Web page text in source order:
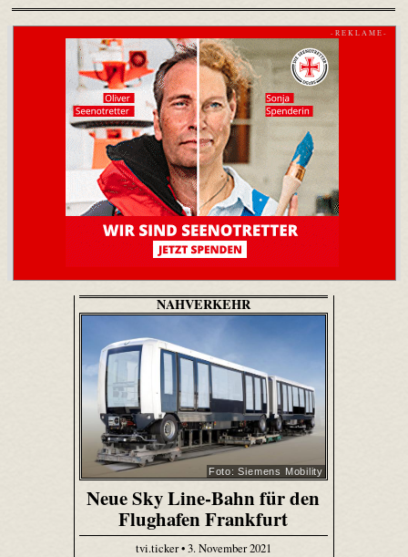
- R E K L A M E -
NAHVERKEHR
Foto: Siemens Mobility
Neue Sky Line-Bahn für den
Flughafen Frankfurt
tvi.ticker • 3. November 2021